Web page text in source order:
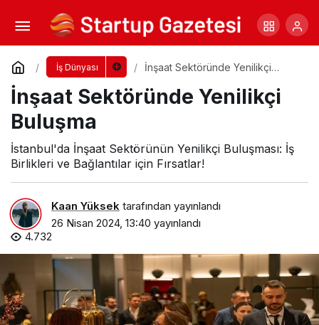
İş Dünyası
İnşaat Sektöründe Yenilikçi
İnşaat Sektöründe Yenilikçi
Buluşma
İstanbul'da İnşaat Sektörünün Yenilikçi Buluşması: İş
Birlikleri ve Bağlantılar için Fırsatlar!
Kaan Yüksek tarafından yayınlandı
26 Nisan 2024, 13:40 yayınlandı
4.732
Deri Sektöründe İhracat Düşüşü
Yorum Yap Paylaş